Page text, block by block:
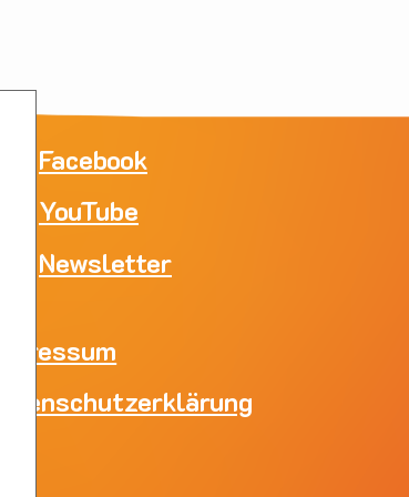
Facebook
YouTube
Newsletter
Impressum
Datenschutzerklärung